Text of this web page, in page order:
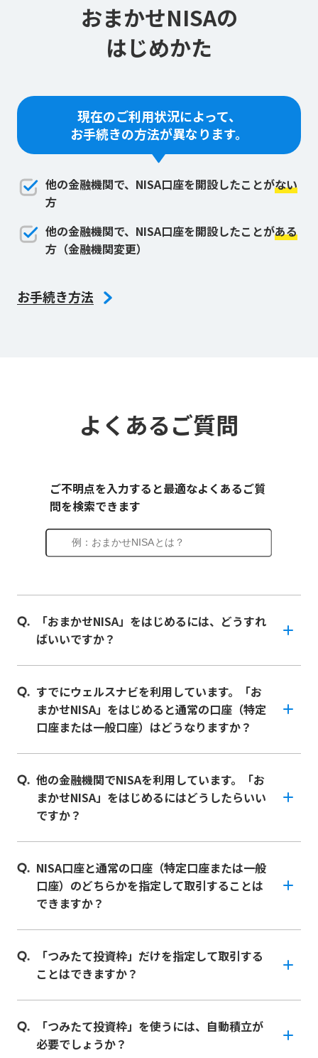
おまかせNISAの
はじめかた
現在のご利用状況によって、
お手続きの方法が異なります。
他の金融機関で、NISA口座を開設したことがない
方
他の金融機関で、NISA口座を開設したことがある
方（金融機関変更）
お手続き方法
よくあるご質問
「おまかせNISA」をはじめるには、どうすれ
ばいいですか？
すでにウェルスナビを利用しています。「お
まかせNISA」をはじめると通常の口座（特定
口座または一般口座）はどうなりますか？
他の金融機関でNISAを利用しています。「お
まかせNISA」をはじめるにはどうしたらいい
ですか？
NISA口座と通常の口座（特定口座または一般
口座）のどちらかを指定して取引することは
できますか？
「つみたて投資枠」だけを指定して取引する
ことはできますか？
「つみたて投資枠」を使うには、自動積立が
必要でしょうか？